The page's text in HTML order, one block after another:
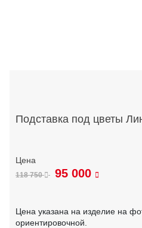
Подставка под цветы
118 750 95 000
Цена указана на изделие на
ориентировочной.